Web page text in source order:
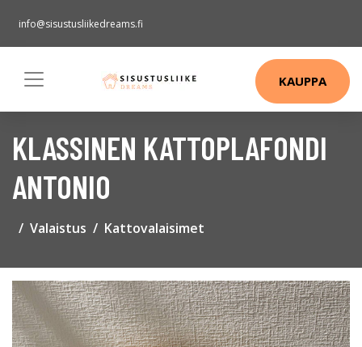
info@sisustusliikedreams.fi
KAUPPA
KLASSINEN KATTOPLAFONDI
ANTONIO
Valaistus Kattovalaisimet